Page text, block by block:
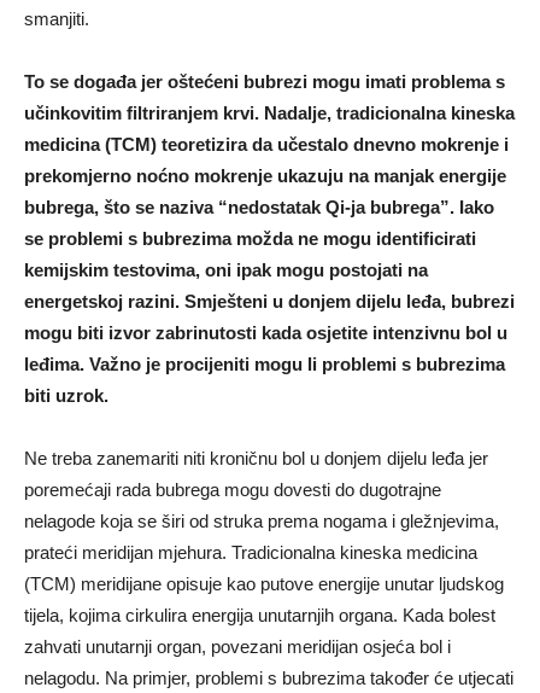
smanjiti.
To se događa jer oštećeni bubrezi mogu imati problema s
učinkovitim filtriranjem krvi. Nadalje, tradicionalna kineska
medicina (TCM) teoretizira da učestalo dnevno mokrenje i
prekomjerno noćno mokrenje ukazuju na manjak energije
bubrega, što se naziva “nedostatak Qi-ja bubrega”. Iako
se problemi s bubrezima možda ne mogu identificirati
kemijskim testovima, oni ipak mogu postojati na
energetskoj razini. Smješteni u donjem dijelu leđa, bubrezi
mogu biti izvor zabrinutosti kada osjetite intenzivnu bol u
leđima. Važno je procijeniti mogu li problemi s bubrezima
biti uzrok.
Ne treba zanemariti niti kroničnu bol u donjem dijelu leđa jer
poremećaji rada bubrega mogu dovesti do dugotrajne
nelagode koja se širi od struka prema nogama i gležnjevima,
prateći meridijan mjehura. Tradicionalna kineska medicina
(TCM) meridijane opisuje kao putove energije unutar ljudskog
tijela, kojima cirkulira energija unutarnjih organa. Kada bolest
zahvati unutarnji organ, povezani meridijan osjeća bol i
nelagodu. Na primjer, problemi s bubrezima također će utjecati